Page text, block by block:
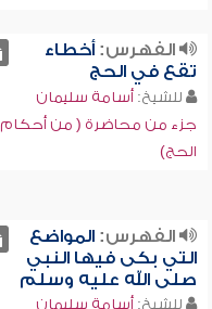
الفهرس:أخطاء
تقع في الحج
للشيخ: أسامة سليمان
جزء من محاضرة ( من أحكام
الحج)
الفهرس:المواضع
التي بكى فيها النبي
صلى الله عليه وسلم
للشيخ: أسامة سليمان